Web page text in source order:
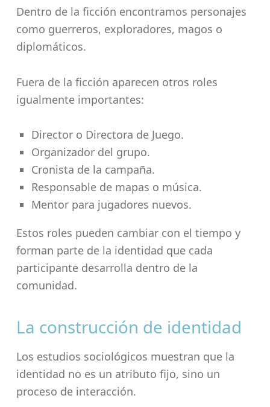
Dentro de la ficción encontramos personajes
como guerreros, exploradores, magos o
diplomáticos.
Fuera de la ficción aparecen otros roles
igualmente importantes:
Director o Directora de Juego.
Organizador del grupo.
Cronista de la campaña.
Responsable de mapas o música.
Mentor para jugadores nuevos.
Estos roles pueden cambiar con el tiempo y
forman parte de la identidad que cada
participante desarrolla dentro de la
comunidad.
La construcción de identidad
Los estudios sociológicos muestran que la
identidad no es un atributo fijo, sino un
proceso de interacción.